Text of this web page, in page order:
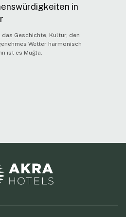
in
Geschichte, Kultur, den
Wetter harmonisch
ist es Muğla.